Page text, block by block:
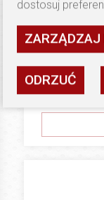
WSTĄŻKI DO
Tasiemka
dostosuj
ZARZĄDZAJ
ODRZUĆ